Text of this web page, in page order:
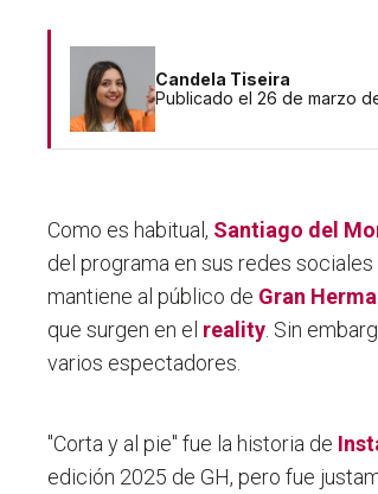
Candela Tiseira
Publicado el 26 de marzo
Como es habitual, Santiago del
del programa en sus redes
mantiene al público de Gran
que surgen en el reality . Sin
varios espectadores.
"Corta y al pie" fue la historia de
edición 2025 de GH, pero fue